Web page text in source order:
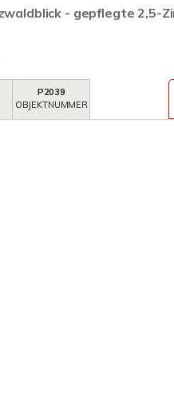
- gepflegte 2,5-
P2039
OBJEKTNUMMER